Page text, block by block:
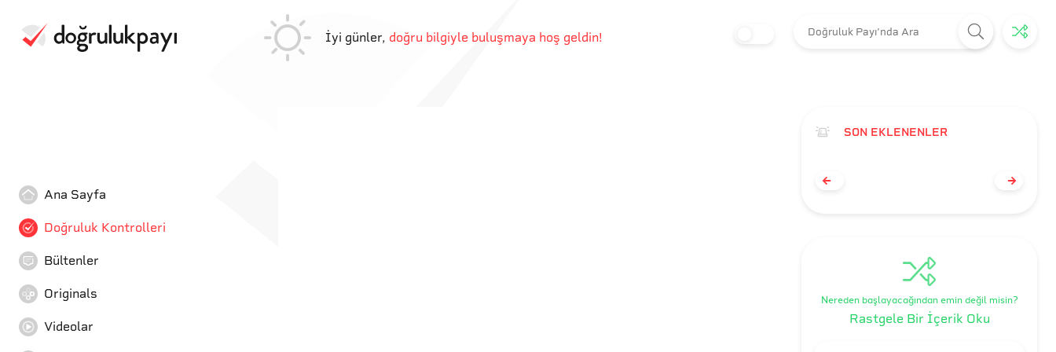
İyi günler, doğru bilgiyle buluşmaya hoş geldin!
Ana Sayfa
Doğruluk Kontrolleri
Bültenler
Originals
Videolar
SON EKLENENLER
Nereden başlayacağından emin değil misin?
Rastgele Bir İçerik Oku